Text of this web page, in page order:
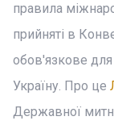
правила
прийняті в
обов'язкове
Україну. Про це
Державної